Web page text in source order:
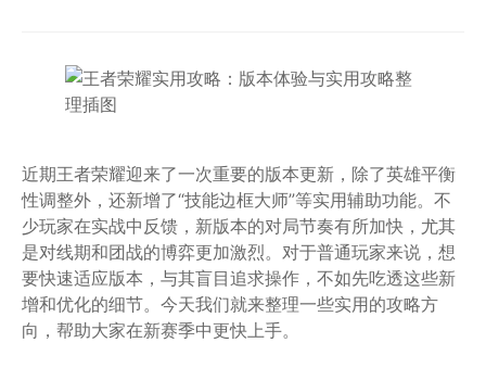
近期王者荣耀迎来了一次重要的版本更新，除了英雄平衡
性调整外，还新增了“技能边框大师”等实用辅助功能。不
少玩家在实战中反馈，新版本的对局节奏有所加快，尤其
是对线期和团战的博弈更加激烈。对于普通玩家来说，想
要快速适应版本，与其盲目追求操作，不如先吃透这些新
增和优化的细节。今天我们就来整理一些实用的攻略方
向，帮助大家在新赛季中更快上手。